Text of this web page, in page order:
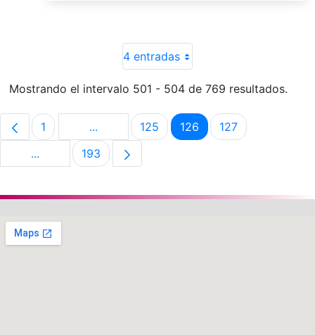
4 entradas
Mostrando el intervalo 501 - 504 de 769 resultados.
Página
1 ...Páginas intermedias Use TAB para
Página
125 Página
126 Página
127
...Páginas intermedias Use TAB para desplazarse.
Página
193